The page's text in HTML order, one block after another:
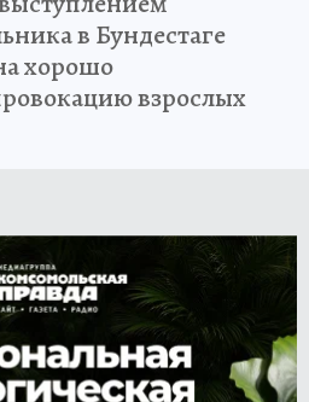
в Бундестаге
хорошо
взрослых